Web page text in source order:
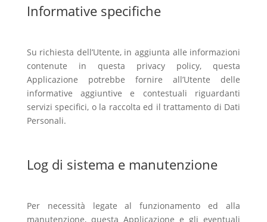
Informative specifiche
Su richiesta dell’Utente, in aggiunta alle informazioni
contenute in questa privacy policy, questa
Applicazione potrebbe fornire all’Utente delle
informative aggiuntive e contestuali riguardanti
servizi specifici, o la raccolta ed il trattamento di Dati
Personali.
Log di sistema e manutenzione
Per necessità legate al funzionamento ed alla
manutenzione, questa Applicazione e gli eventuali